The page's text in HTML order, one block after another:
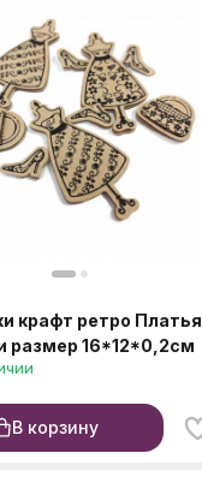
крафт ретро Платья
размер 16*12*0,2см
В корзину